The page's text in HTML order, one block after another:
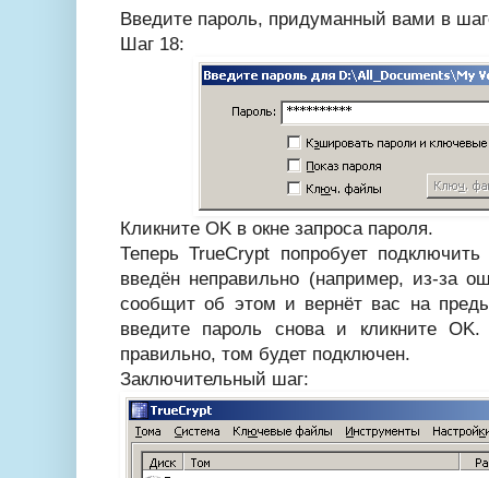
Введите пароль, придуманный вами в
Шаг 18:
Кликните OK в окне запроса пароля.
Теперь TrueCrypt попробует
введён неправильно (например, из-за
сообщит об этом и вернёт вас на
введите пароль снова и кликните
правильно, том будет подключен.
Заключительный шаг: